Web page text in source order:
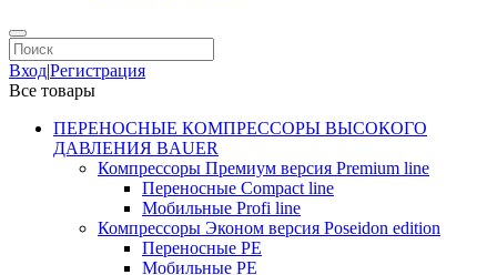
Вход|Регистрация
Все товары
ПЕРЕНОСНЫЕ КОМПРЕССОРЫ ВЫСОКОГО
ДАВЛЕНИЯ BAUER
Компрессоры Премиум версия Premium line
Переносные Compact line
Мобильные Profi line
Компрессоры Эконом версия Poseidon edition
Переносные PE
Мобильные PE